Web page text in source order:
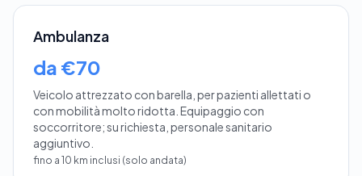
Ambulanza
da €70
Veicolo attrezzato con barella, per pazienti allettati o
con mobilità molto ridotta. Equipaggio con
soccorritore; su richiesta, personale sanitario
aggiuntivo.
fino a 10 km inclusi (solo andata)